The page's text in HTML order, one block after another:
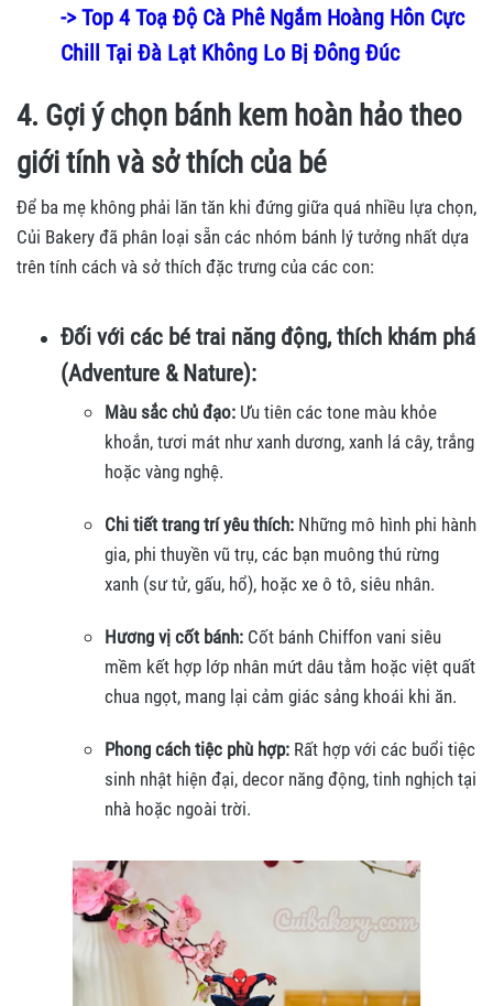
-> Top 4 Toạ Độ Cà Phê Ngắm Hoàng Hôn Cực
Chill Tại Đà Lạt Không Lo Bị Đông Đúc
4. Gợi ý chọn bánh kem hoàn hảo theo
giới tính và sở thích của bé
Để ba mẹ không phải lăn tăn khi đứng giữa quá nhiều lựa chọn,
Củi Bakery đã phân loại sẵn các nhóm bánh lý tưởng nhất dựa
trên tính cách và sở thích đặc trưng của các con:
Đối với các bé trai năng động, thích khám phá
(Adventure & Nature):
Màu sắc chủ đạo: Ưu tiên các tone màu khỏe
khoắn, tươi mát như xanh dương, xanh lá cây, trắng
hoặc vàng nghệ.
Chi tiết trang trí yêu thích: Những mô hình phi hành
gia, phi thuyền vũ trụ, các bạn muông thú rừng
xanh (sư tử, gấu, hổ), hoặc xe ô tô, siêu nhân.
Hương vị cốt bánh: Cốt bánh Chiffon vani siêu
mềm kết hợp lớp nhân mứt dâu tằm hoặc việt quất
chua ngọt, mang lại cảm giác sảng khoái khi ăn.
Phong cách tiệc phù hợp: Rất hợp với các buổi tiệc
sinh nhật hiện đại, decor năng động, tinh nghịch tại
nhà hoặc ngoài trời.